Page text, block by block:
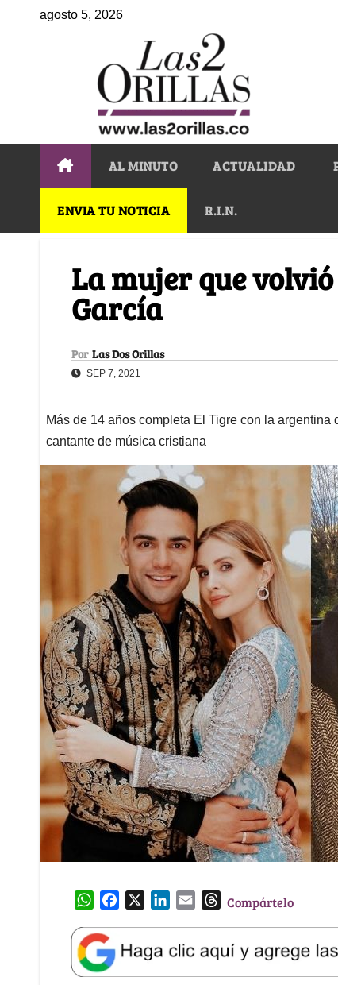
agosto 5, 2026
AL MINUTO ACTUALIDAD
ENVIA TU NOTICIA R.I.N.
La mujer que
García
Por Las Dos Orillas
SEP 7, 2021
Más de 14 años completa El Tigre con la
cantante de música cristiana
W
a
t
s
e
b
k
e
l
T
e
a
Compártelo